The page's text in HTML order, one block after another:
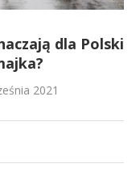
dla Polski
2021